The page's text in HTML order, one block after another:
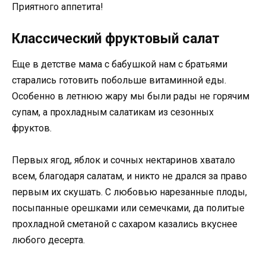
Приятного аппетита!
Классический фруктовый салат
Еще в детстве мама с бабушкой нам с братьями
старались готовить побольше витаминной еды.
Особенно в летнюю жару мы были рады не горячим
супам, а прохладным салатикам из сезонных
фруктов.
Первых ягод, яблок и сочных нектаринов хватало
всем, благодаря салатам, и никто не дрался за право
первым их скушать. С любовью нарезанные плоды,
посыпанные орешками или семечками, да политые
прохладной сметаной с сахаром казались вкуснее
любого десерта.